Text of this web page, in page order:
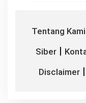
Tentang Kami
Siber |
Disclaimer|